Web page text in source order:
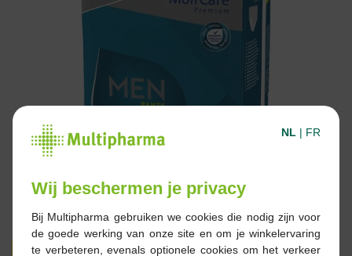
€ 9,00 € 15,59
NL | FR
Wij beschermen je privacy
Bij Multipharma gebruiken we cookies die nodig zijn voor
de goede werking van onze site en om je winkelervaring
te verbeteren, evenals optionele cookies om het verkeer